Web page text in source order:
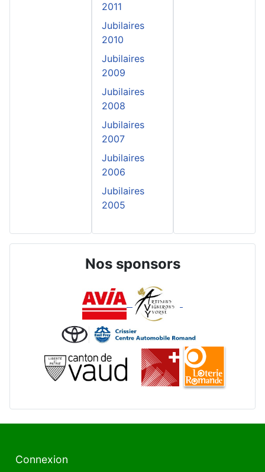
2011
Jubilaires
2010
Jubilaires
2009
Jubilaires
2008
Jubilaires
2007
Jubilaires
2006
Jubilaires
2005
Nos sponsors
Connexion